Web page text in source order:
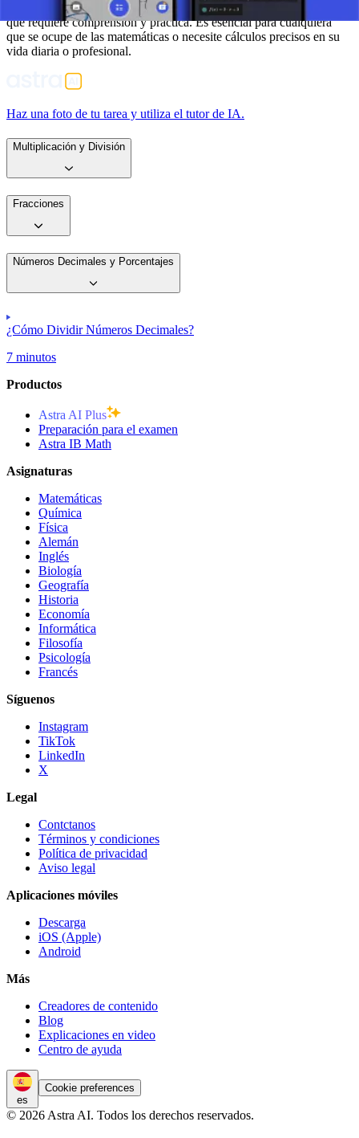
Dividir números decimales es una habilidad matemática fundamental
que requiere comprensión y práctica. Es esencial para cualquiera
que se ocupe de las matemáticas o necesite cálculos precisos en su
vida diaria o profesional.
Haz una foto de tu tarea y utiliza el tutor de IA.
Multiplicación y División
Fracciones
Números Decimales y Porcentajes
¿Cómo Dividir Números Decimales?
7 minutos
Productos
Astra AI Plus
Preparación para el examen
Astra IB Math
Asignaturas
Matemáticas
Química
Física
Alemán
Inglés
Biología
Geografía
Historia
Economía
Informática
Filosofía
Psicología
Francés
Síguenos
Instagram
TikTok
LinkedIn
X
Legal
Contctanos
Términos y condiciones
Política de privacidad
Aviso legal
Aplicaciones móviles
Descarga
iOS (Apple)
Android
Más
Creadores de contenido
Blog
Explicaciones en video
Centro de ayuda
es
Cookie preferences
© 2026 Astra AI. Todos los derechos reservados.